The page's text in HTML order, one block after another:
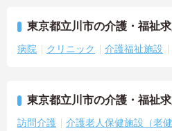
東京都立川市の介護・福祉
病院 クリニック 介護福祉施設
東京都立川市の介護・福祉
訪問介護 介護老人保健施設（老健